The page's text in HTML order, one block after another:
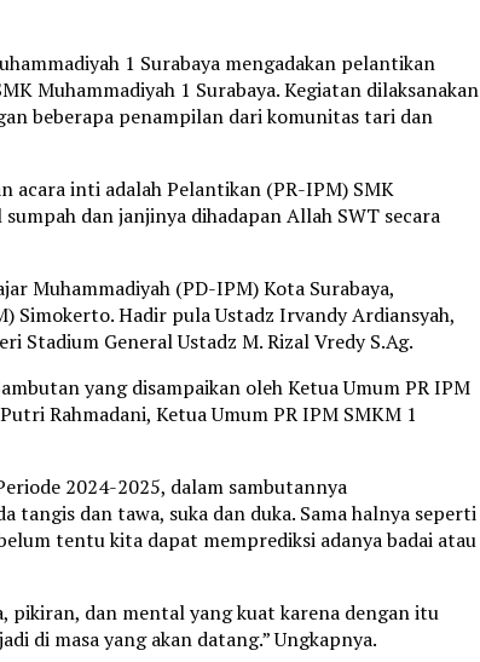
1 Surabaya mengadakan pelantikan
Muhammadiyah 1 Surabaya. Kegiatan dilaksanakan
beberapa penampilan dari komunitas tari dan
acara inti adalah Pelantikan (PR-IPM) SMK
dan janjinya dihadapan Allah SWT secara
Muhammadiyah (PD-IPM) Kota Surabaya,
Simokerto. Hadir pula Ustadz Irvandy Ardiansyah,
Stadium General Ustadz M. Rizal Vredy S.Ag.
yang disampaikan oleh Ketua Umum PR IPM
Rahmadani, Ketua Umum PR IPM SMKM 1
2024-2025, dalam sambutannya
tangis dan tawa, suka dan duka. Sama halnya seperti
tentu kita dapat memprediksi adanya badai atau
pikiran, dan mental yang kuat karena dengan itu
di masa yang akan datang.” Ungkapnya.